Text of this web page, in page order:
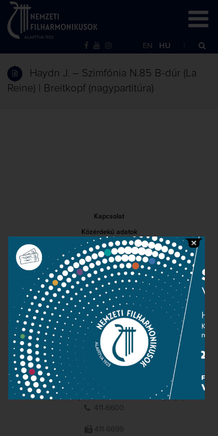
EN HU
Haydn J. – Szimfónia N.85 B-dúr (La
Reine) | Breitkopf (nagypartitúra)
Kapcsolat
Közérdekű adatok
Sajtószoba
Adatvédelem
Impresszum
NEMZETI
FILHARMONIKUSOK
1095 Budapest, Komor Marcell u. 1. (Müpa)
411-6600
411-6699